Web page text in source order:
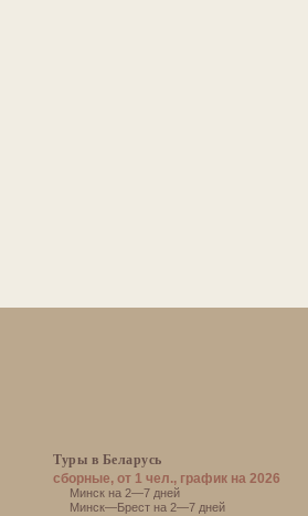
Туры в Беларусь
сборные, от 1 чел., график на 2026
Минск на 2—7 дней
Минск—Брест на 2—7 дней